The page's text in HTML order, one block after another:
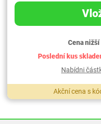
Cena nižší
Poslední kus
Nabídni
Akční cena s